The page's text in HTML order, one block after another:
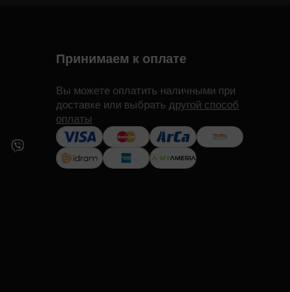
Принимаем к оплате
Вы можете оплатить наличными при
доставке или выбрать другой способ
оплаты